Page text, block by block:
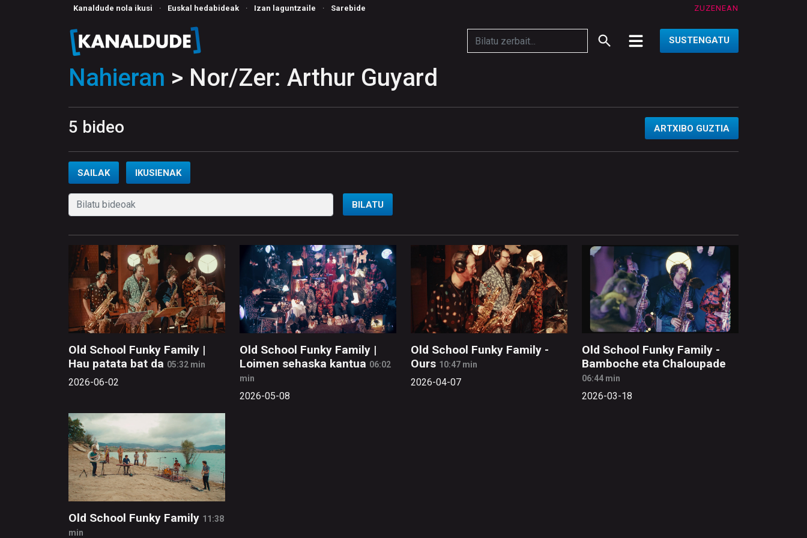
Kanaldude nola ikusi · Euskal hedabideak · Izan laguntzaile · Sarebide ZUZENEAN
SUSTENGATU
Nahieran > Nor/Zer: Arthur Guyard
5 bideo ARTXIBO GUZTIA
SAILAK IKUSIENAK
BILATU
Old School Funky Family |
Hau patata bat da 05:32 min
2026-06-02
Old School Funky Family |
Loimen sehaska kantua 06:02
min
2026-05-08
Old School Funky Family -
Ours 10:47 min
2026-04-07
Old School Funky Family -
Bamboche eta Chaloupade
06:44 min
2026-03-18
Old School Funky Family 11:38
min